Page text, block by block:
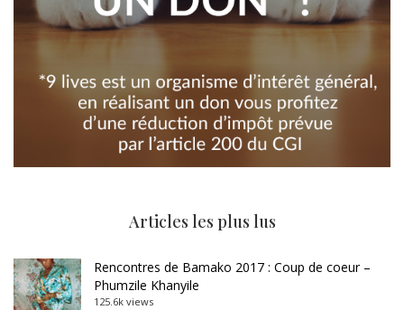
Articles les plus lus
Rencontres de Bamako 2017 : Coup de coeur –
Phumzile Khanyile
125.6k views